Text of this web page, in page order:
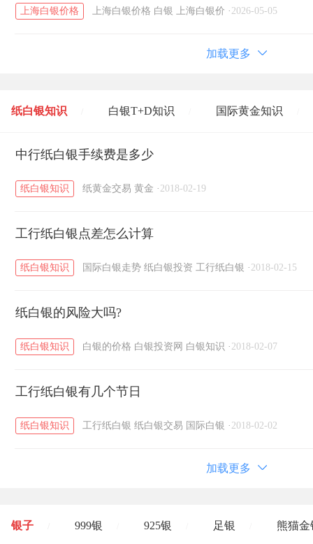
上海白银价格 上海白银价格 白银 上海白银价 · 2026-05-05
加载更多
纸白银知识 白银T+D知识 国际黄金知识
黄金T+D知识 / 粤贵银知识
中行纸白银手续费是多少
纸白银知识 纸黄金交易 黄金 · 2018-02-19
工行纸白银点差怎么计算
纸白银知识 国际白银走势 纸白银投资 工行纸白银 · 2018-02-15
纸白银的风险大吗?
纸白银知识 白银的价格 白银投资网 白银知识 · 2018-02-07
工行纸白银有几个节日
纸白银知识 工行纸白银 纸白银交易 国际白银 · 2018-02-02
加载更多
银子 999银 925银 足银 熊猫金